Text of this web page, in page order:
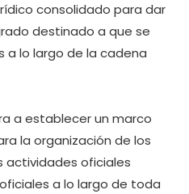
consolidado para dar
destinado a que se
a lo largo de la cadena
a establecer un marco
la organización de los
actividades oficiales
a lo largo de toda